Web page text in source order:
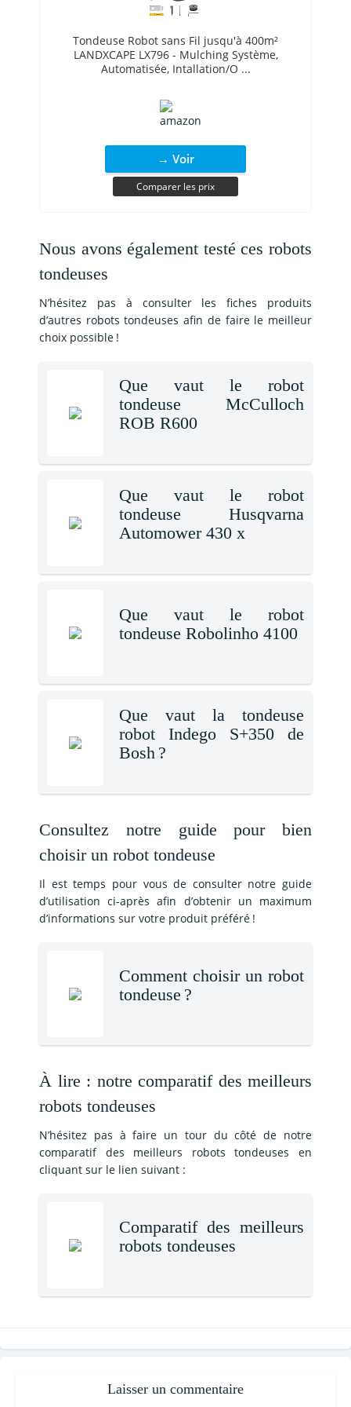
Tondeuse Robot sans Fil jusqu'à 400m²
LANDXCAPE LX796 - Mulching Système,
Automatisée, Intallation/O ...
→ Voir
Comparer les prix
Nous avons également testé ces robots
tondeuses
N’hésitez pas à consulter les fiches produits
d’autres robots tondeuses afin de faire le meilleur
choix possible !
Que vaut le robot
tondeuse McCulloch
ROB R600
Que vaut le robot
tondeuse Husqvarna
Automower 430 x
Que vaut le robot
tondeuse Robolinho 4100
Que vaut la tondeuse
robot Indego S+350 de
Bosh ?
Consultez notre guide pour bien
choisir un robot tondeuse
Il est temps pour vous de consulter notre guide
d’utilisation ci-après afin d’obtenir un maximum
d’informations sur votre produit préféré !
Comment choisir un robot
tondeuse ?
À lire : notre comparatif des meilleurs
robots tondeuses
N’hésitez pas à faire un tour du côté de notre
comparatif des meilleurs robots tondeuses en
cliquant sur le lien suivant :
Comparatif des meilleurs
robots tondeuses
Laisser un commentaire